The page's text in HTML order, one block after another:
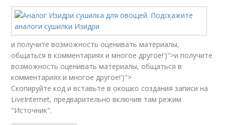
и получите возможность оценивать материалы,
общаться в комментариях и многое другое!')">и получите
возможность оценивать материалы, общаться в
комментариях и многое другое!')">
Скопируйте код и вставьте в окошко создания записи на
LiveInternet, предварительно включив там режим
"Источник".